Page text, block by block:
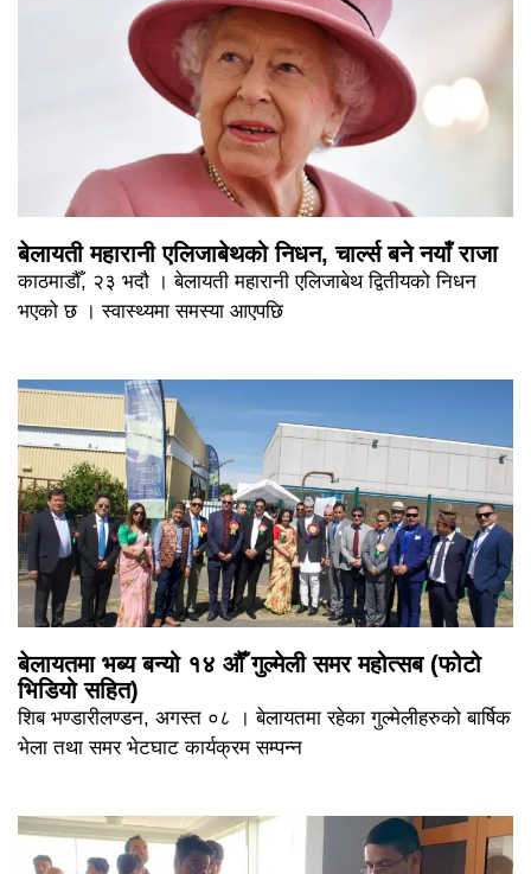
बेलायती महारानी एलिजाबेथको निधन, चार्ल्स बने नयाँ राजा
काठमाडौँ, २३ भदौ । बेलायती महारानी एलिजाबेथ द्वितीयको निधन
भएको छ । स्वास्थ्यमा समस्या आएपछि
बेलायतमा भब्य बन्यो १४ औँ गुल्मेली समर महोत्सब (फोटो
भिडियो सहित)
शिब भण्डारीलण्डन, अगस्त ०८ । बेलायतमा रहेका गुल्मेलीहरुको बार्षिक
भेला तथा समर भेटघाट कार्यक्रम सम्पन्न